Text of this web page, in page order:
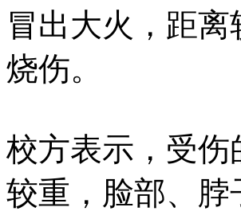
冒出大火，距
烧伤。
校方表示，受
较重，脸部、